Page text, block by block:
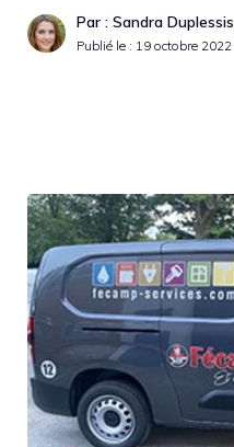
Par : Sandra Duplessis
Publié le : 19 octobre 2022